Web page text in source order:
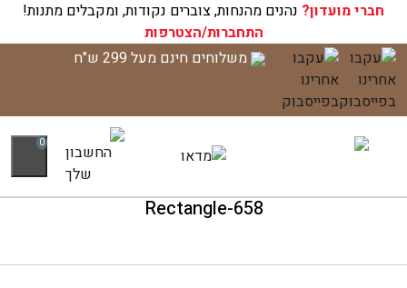
חברי מועדון? נהנים מהנחות, צוברים נקודות, ומקבלים מתנות!
התחברות/הצטרפות
דלג
לתוכן
משלוחים חינם מעל 299 ש"ח
0
עגלת הקניות שלך ריקה כעת!
Rectangle-658